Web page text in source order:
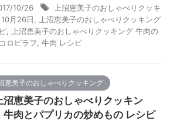
10/26
上沼恵美子のおしゃべりクッキ
月26日
上沼恵美子のおしゃべりクッキング
上沼恵美子のおしゃべりクッキング 牛肉の
ロピラフ 牛肉 レシピ
恵美子のおしゃべりクッキング
沼恵美子のおしゃべりクッキン
牛肉とパプリカの炒めもの レシピ